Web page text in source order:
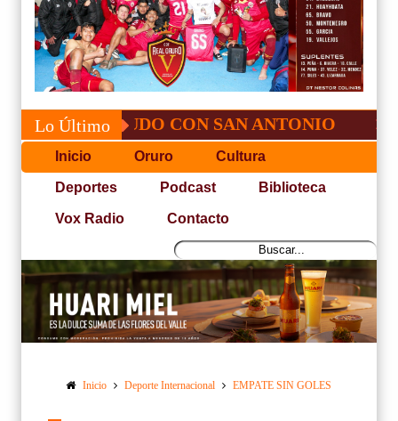
Lo Último
NO PUDO CON SAN ANTONIO COPA
Inicio Oruro Cultura
Deportes Podcast Biblioteca
Vox Radio Contacto
Inicio Deporte Internacional EMPATE SIN GOLES